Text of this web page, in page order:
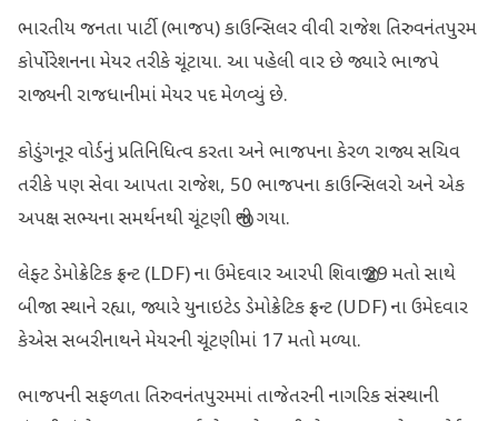
ભારતીય જનતા પાર્ટી (ભાજપ) કાઉન્સિલર વીવી રાજેશ તિરુવનંતપુરમ
કોર્પોરેશનના મેયર તરીકે ચૂંટાયા. આ પહેલી વાર છે જ્યારે ભાજપે
રાજ્યની રાજધાનીમાં મેયર પદ મેળવ્યું છે.
કોડુંગનૂર વોર્ડનું પ્રતિનિધિત્વ કરતા અને ભાજપના કેરળ રાજ્ય સચિવ
તરીકે પણ સેવા આપતા રાજેશ, 50 ભાજપના કાઉન્સિલરો અને એક
અપક્ષ સભ્યના સમર્થનથી ચૂંટણી જીતી ગયા.
લેફ્ટ ડેમોક્રેટિક ફ્રન્ટ (LDF) ના ઉમેદવાર આરપી શિવાજી 29 મતો સાથે
બીજા સ્થાને રહ્યા, જ્યારે યુનાઇટેડ ડેમોક્રેટિક ફ્રન્ટ (UDF) ના ઉમેદવાર
કેએસ સબરીનાથને મેયરની ચૂંટણીમાં 17 મતો મળ્યા.
ભાજપની સફળતા તિરુવનંતપુરમમાં તાજેતરની નાગરિક સંસ્થાની